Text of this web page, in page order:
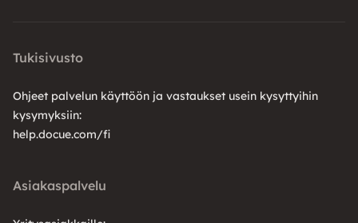
Tukisivusto
Ohjeet palvelun käyttöön ja vastaukset usein kysyttyihin
kysymyksiin:
help.docue.com/fi
Asiakaspalvelu